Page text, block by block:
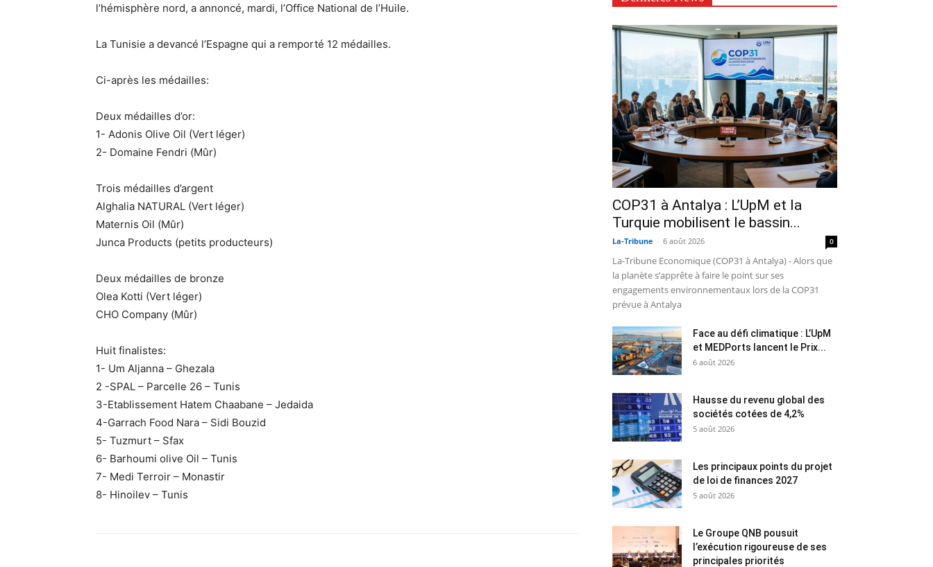
l’hémisphère nord, a annoncé, mardi, l’Office National de l’Huile.
La Tunisie a devancé l’Espagne qui a remporté 12 médailles.
Ci-après les médailles:
Deux médailles d’or:
1- Adonis Olive Oil (Vert léger)
2- Domaine Fendri (Mûr)
Trois médailles d’argent
Alghalia NATURAL (Vert léger)
Maternis Oil (Mûr)
Junca Products (petits producteurs)
Deux médailles de bronze
Olea Kotti (Vert léger)
CHO Company (Mûr)
Huit finalistes:
1- Um Aljanna – Ghezala
2 -SPAL – Parcelle 26 – Tunis
3-Etablissement Hatem Chaabane – Jedaida
4-Garrach Food Nara – Sidi Bouzid
5- Tuzmurt – Sfax
6- Barhoumi olive Oil – Tunis
7- Medi Terroir – Monastir
8- Hinoilev – Tunis
COP31 à Antalya : L’UpM et la
Turquie mobilisent le bassin...
La-Tribune - 6 août 2026 0
La-Tribune Economique (COP31 à Antalya) - Alors que
la planète s’apprête à faire le point sur ses
engagements environnementaux lors de la COP31
prévue à Antalya
Face au défi climatique : L’UpM
et MEDPorts lancent le Prix...
6 août 2026
Hausse du revenu global des
sociétés cotées de 4,2%
5 août 2026
Les principaux points du projet
de loi de finances 2027
5 août 2026
Le Groupe QNB pousuit
l’exécution rigoureuse de ses
principales priorités